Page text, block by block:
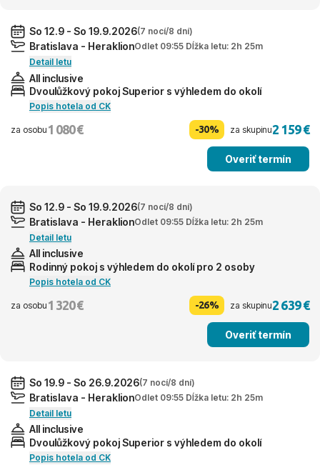
So 12.9 - So 19.9.2026(7 nocí/8 dní)
Bratislava - HeraklionOdlet 09:55 Dĺžka letu: 2h 25m
Detail letu
All inclusive
Dvoulůžkový pokoj Superior s výhledem do okolí
Popis hotela od CK
za osobu 1 080 € -30% za skupinu2 159 €
Overiť termín
So 12.9 - So 19.9.2026(7 nocí/8 dní)
Bratislava - HeraklionOdlet 09:55 Dĺžka letu: 2h 25m
Detail letu
All inclusive
Rodinný pokoj s výhledem do okolí pro 2 osoby
Popis hotela od CK
za osobu 1 320 € -26% za skupinu2 639 €
Overiť termín
So 19.9 - So 26.9.2026(7 nocí/8 dní)
Bratislava - HeraklionOdlet 09:55 Dĺžka letu: 2h 25m
Detail letu
All inclusive
Dvoulůžkový pokoj Superior s výhledem do okolí
Popis hotela od CK